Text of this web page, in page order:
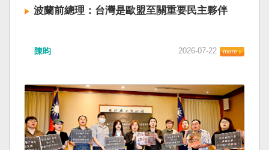
波蘭前總理：台灣是歐盟至關重要民主夥伴
陳昀 2026-07-22